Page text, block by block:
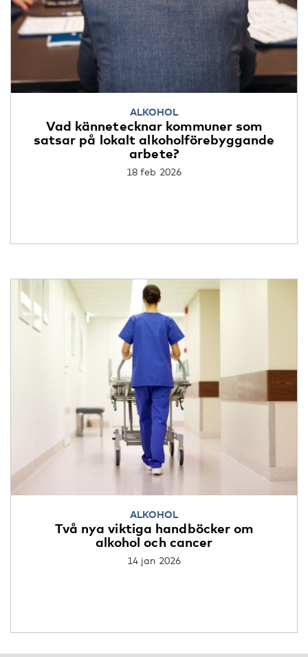
ALKOHOL
Vad kännetecknar kommuner som
satsar på lokalt alkoholförebyggande
arbete?
18 feb 2026
ALKOHOL
Två nya viktiga handböcker om
alkohol och cancer
14 jan 2026